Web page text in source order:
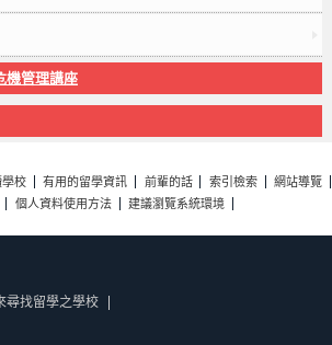
機管理講座
學校 有用的留學資訊 前輩的話 索引檢索
網站導覽
個人資料使用方法 建議瀏覽系統環境
尋找留學之學校